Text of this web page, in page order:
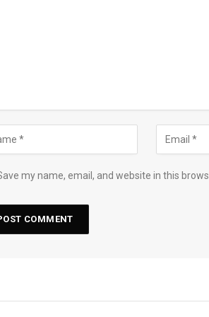
my name, email, and website in this